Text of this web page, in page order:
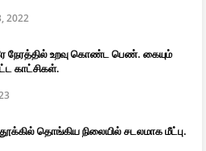
2022
நேரத்தில் உறவு கொண்ட பெண். கையும்
காட்சிகள்.
தொங்கிய நிலையில் சடலமாக மீட்பு.